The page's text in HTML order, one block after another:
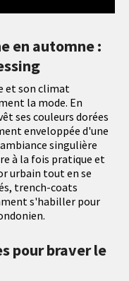
en automne :
et son climat
la mode. En
ses couleurs dorées
enveloppée d'une
singulière
à la fois pratique et
urbain tout en se
trench-coats
s'habiller pour
pour braver le